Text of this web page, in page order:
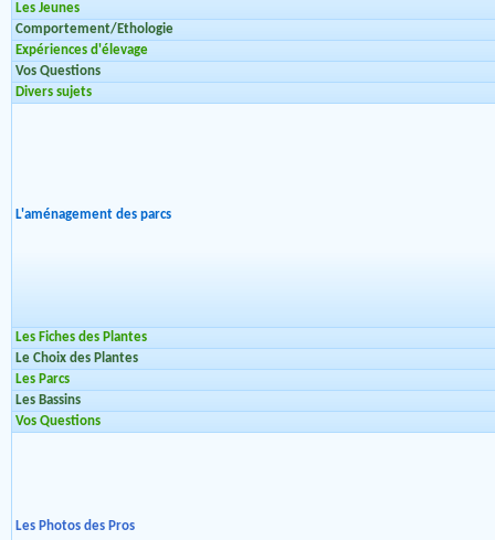
Les Jeunes
Comportement/Ethologie
Expériences d'élevage
Vos Questions
Divers sujets
L'aménagement des parcs
Les Fiches des Plantes
Le Choix des Plantes
Les Parcs
Les Bassins
Vos Questions
Les Photos des Pros